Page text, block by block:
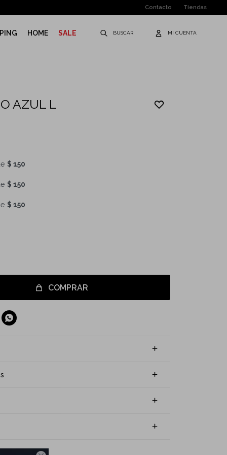
HOME SALE
Contacto Tiendas
AZUL L
$ 150
$ 150
$ 150
COMPRAR
